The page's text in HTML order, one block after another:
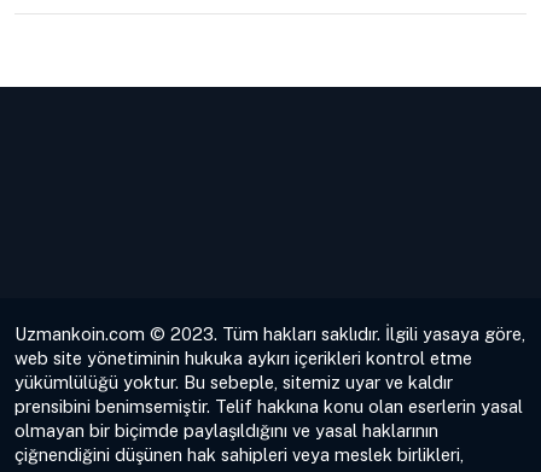
Uzmankoin.com © 2023. Tüm hakları saklıdır. İlgili yasaya göre,
web site yönetiminin hukuka aykırı içerikleri kontrol etme
yükümlülüğü yoktur. Bu sebeple, sitemiz uyar ve kaldır
prensibini benimsemiştir. Telif hakkına konu olan eserlerin yasal
olmayan bir biçimde paylaşıldığını ve yasal haklarının
çiğnendiğini düşünen hak sahipleri veya meslek birlikleri,